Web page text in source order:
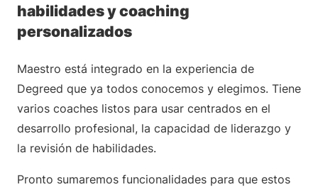
habilidades y coaching
personalizados
Maestro está integrado en la experiencia de
Degreed que ya todos conocemos y elegimos. Tiene
varios coaches listos para usar centrados en el
desarrollo profesional, la capacidad de liderazgo y
la revisión de habilidades.
Pronto sumaremos funcionalidades para que estos